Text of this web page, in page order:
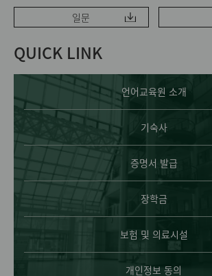
일문
QUICK LINK
언어교육원 소개
기숙사
증명서 발급
장학금
보험 및 의료시설
개인정보 동의